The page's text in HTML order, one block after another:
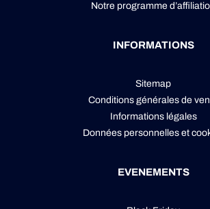
Notre programme
INFORMATIONS
Sitemap
Conditions générales de
Informations légales
Données personnelleset
EVENEMENTS